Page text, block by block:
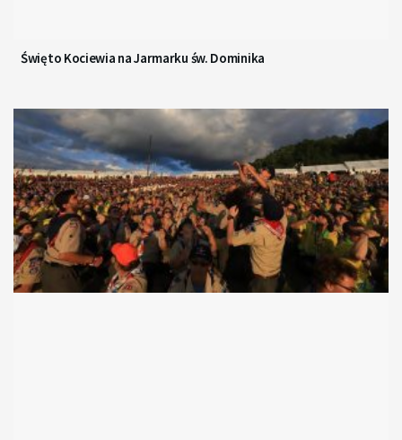
Święto Kociewia na Jarmarku św. Dominika